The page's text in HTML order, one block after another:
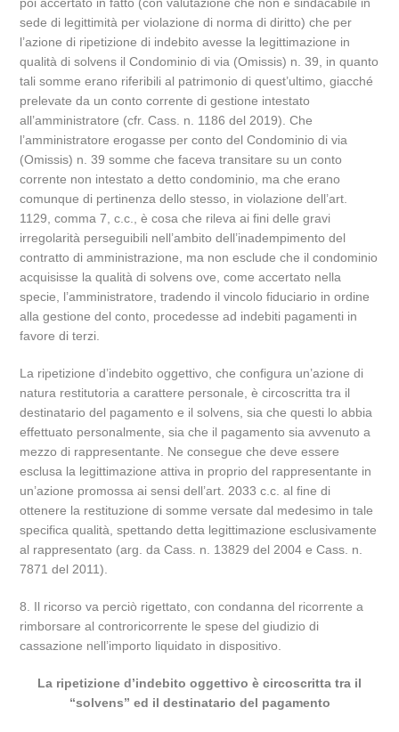
sede di legittimità per violazione di norma di diritto) che per
l’azione di ripetizione di indebito avesse la legittimazione in
qualità di solvens il Condominio di via (Omissis) n. 39, in quanto
tali somme erano riferibili al patrimonio di quest’ultimo, giacché
prelevate da un conto corrente di gestione intestato
all’amministratore (cfr. Cass. n. 1186 del 2019). Che
l’amministratore erogasse per conto del Condominio di via
(Omissis) n. 39 somme che faceva transitare su un conto
corrente non intestato a detto condominio, ma che erano
comunque di pertinenza dello stesso, in violazione dell’art.
1129, comma 7, c.c., è cosa che rileva ai fini delle gravi
irregolarità perseguibili nell’ambito dell’inadempimento del
contratto di amministrazione, ma non esclude che il condominio
acquisisse la qualità di solvens ove, come accertato nella
specie, l’amministratore, tradendo il vincolo fiduciario in ordine
alla gestione del conto, procedesse ad indebiti pagamenti in
favore di terzi.
La ripetizione d’indebito oggettivo, che configura un’azione di
natura restitutoria a carattere personale, è circoscritta tra il
destinatario del pagamento e il solvens, sia che questi lo abbia
effettuato personalmente, sia che il pagamento sia avvenuto a
mezzo di rappresentante. Ne consegue che deve essere
esclusa la legittimazione attiva in proprio del rappresentante in
un’azione promossa ai sensi dell’art. 2033 c.c. al fine di
ottenere la restituzione di somme versate dal medesimo in tale
specifica qualità, spettando detta legittimazione esclusivamente
al rappresentato (arg. da Cass. n. 13829 del 2004 e Cass. n.
7871 del 2011).
8. Il ricorso va perciò rigettato, con condanna del ricorrente a
rimborsare al controricorrente le spese del giudizio di
cassazione nell’importo liquidato in dispositivo.
La ripetizione d’indebito oggettivo è circoscritta tra il
“solvens” ed il destinatario del pagamento